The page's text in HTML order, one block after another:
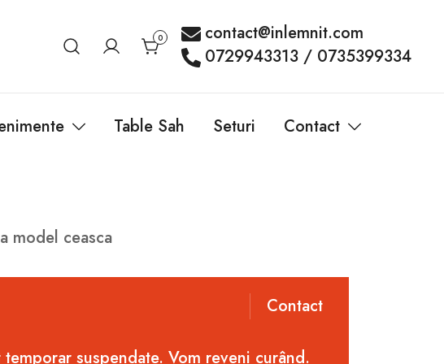
0
contact@inlemnit.com
0729943313 / 0735399334
Table Sah Seturi Contact
model ceasca
Contact
suspendate. Vom reveni curând.